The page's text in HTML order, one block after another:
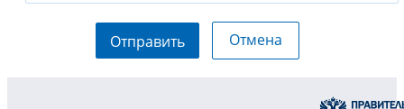
Отправить Отмена